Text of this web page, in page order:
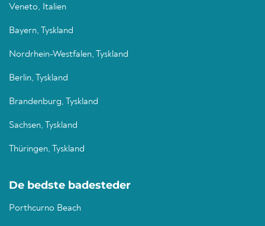
Veneto, Italien
Bayern, Tyskland
Nordrhein-Westfalen, Tyskland
Berlin, Tyskland
Brandenburg, Tyskland
Sachsen, Tyskland
Thüringen, Tyskland
De bedste badesteder
Porthcurno Beach